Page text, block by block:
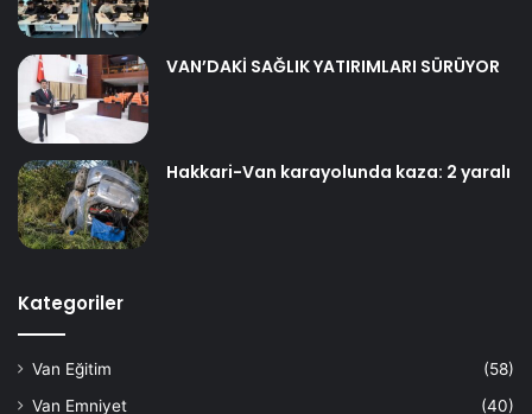
VAN’DAKİ SAĞLIK YATIRIMLARI SÜRÜYOR
Hakkari-Van karayolunda kaza: 2 yaralı
Kategoriler
Van Eğitim
(58)
Van Emniyet
(40)